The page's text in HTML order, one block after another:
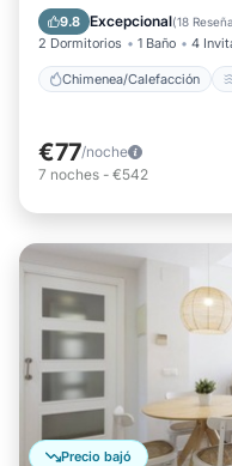
9.8 Excepcional(18
2 Dormitorios 1 Baño 4
Chimenea/Calefacción
Balcón/Terraza
€77/noche
7 noches - €542
Precio bajó